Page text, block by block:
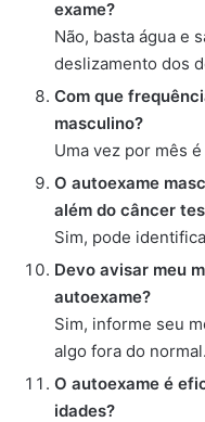
exame?
Não, basta água e
deslizamento dos
Com que
masculino?
Uma vez por mês
O autoexame
além do câncer
Sim, pode
Devo avisar meu
autoexame?
Sim, informe seu
algo fora do normal.
O autoexame é
idades?